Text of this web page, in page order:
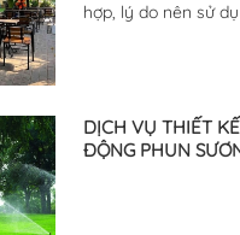
hợp, lý do nên sử
DỊCH VỤ THIẾT
ĐỘNG PHUN